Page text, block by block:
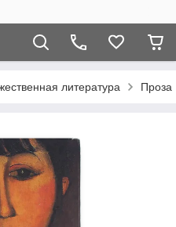
литература Проза